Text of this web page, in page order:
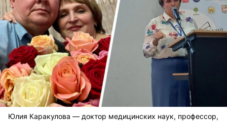
Юлия Каракулова — доктор медицинских наук, профессор,